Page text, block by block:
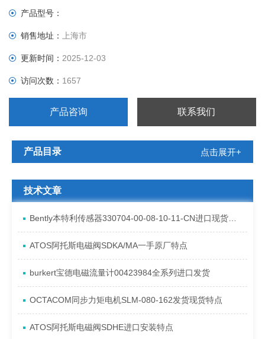
制造商，在的工业领域享有技术*、质量可靠的声誉。在6大洲超
产品型号：
销售地址：上海市
更新时间：2025-12-03
访问次数： 1657
产品咨询 联系我们
产品目录 点击展开+
技术文章
Bently本特利传感器330704-00-08-10-11-CN进口现货资料
ATOS阿托斯电磁阀SDKA/MA一手原厂特点
burkert宝德电磁流量计00423984全系列进口发货
OCTACOM同步力矩电机SLM-080-162发货现货特点
ATOS阿托斯电磁阀SDHE进口安装特点